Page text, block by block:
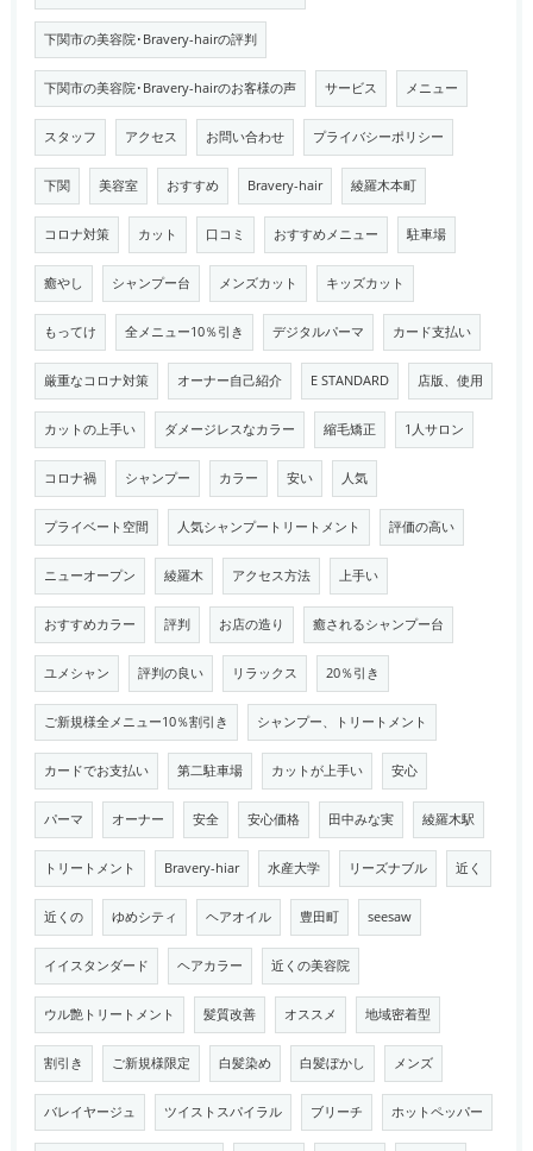
下関市の美容院･Bravery-hairの評判
下関市の美容院･Bravery-hairのお客様の声 サービス メニュー
スタッフ アクセス お問い合わせ プライバシーポリシー
下関 美容室 おすすめ Bravery-hair 綾羅木本町
コロナ対策 カット 口コミ おすすめメニュー 駐車場
癒やし シャンプー台 メンズカット キッズカット
もってけ 全メニュー10％引き デジタルパーマ カード支払い
厳重なコロナ対策 オーナー自己紹介 E STANDARD 店版、使用
カットの上手い ダメージレスなカラー 縮毛矯正 1人サロン
コロナ禍 シャンプー カラー 安い 人気
プライベート空間 人気シャンプートリートメント 評価の高い
ニューオープン 綾羅木 アクセス方法 上手い
おすすめカラー 評判 お店の造り 癒されるシャンプー台
ユメシャン 評判の良い リラックス 20％引き
ご新規様全メニュー10％割引き シャンプー、トリートメント
カードでお支払い 第二駐車場 カットが上手い 安心
パーマ オーナー 安全 安心価格 田中みな実 綾羅木駅
トリートメント Bravery-hiar 水産大学 リーズナブル 近く
近くの ゆめシティ ヘアオイル 豊田町 seesaw
イイスタンダード ヘアカラー 近くの美容院
ウル艶トリートメント 髪質改善 オススメ 地域密着型
割引き ご新規様限定 白髪染め 白髪ぼかし メンズ
バレイヤージュ ツイストスパイラル ブリーチ ホットペッパー